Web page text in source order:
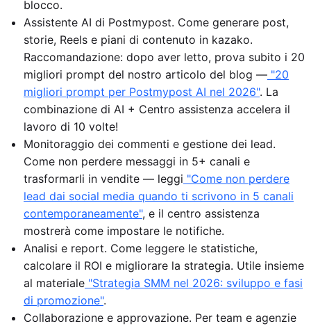
blocco.
Assistente AI di Postmypost. Come generare post,
storie, Reels e piani di contenuto in kazako.
Raccomandazione: dopo aver letto, prova subito i 20
migliori prompt del nostro articolo del blog — "20
migliori prompt per Postmypost AI nel 2026". La
combinazione di AI + Centro assistenza accelera il
lavoro di 10 volte!
Monitoraggio dei commenti e gestione dei lead.
Come non perdere messaggi in 5+ canali e
trasformarli in vendite — leggi "Come non perdere
lead dai social media quando ti scrivono in 5 canali
contemporaneamente", e il centro assistenza
mostrerà come impostare le notifiche.
Analisi e report. Come leggere le statistiche,
calcolare il ROI e migliorare la strategia. Utile insieme
al materiale "Strategia SMM nel 2026: sviluppo e fasi
di promozione".
Collaborazione e approvazione. Per team e agenzie